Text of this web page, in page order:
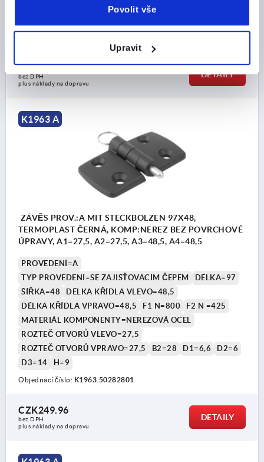
Povolit vše
Upravit
ROZTEČ OTVORŮ VPRAVO=25
B2=28
CZK246.82
bez DPH
plus náklady na dopravu
DETAILY
K1963 A
ZÁVĚS PROV.:A MIT STECKBOLZEN 97X48,
TERMOPLAST ČERNÁ, KOMP:NEREZ BEZ POVRCHOVÉ
ÚPRAVY, A1=27,5, A2=27,5, A3=48,5, A4=48,5
PROVEDENÍ=A
TYP PROVEDENÍ=SE ZAJIŠŤOVACÍM ČEPEM
DÉLKA=97
ŠÍŘKA=48
DÉLKA KŘÍDLA VLEVO=48,5
DÉLKA KŘÍDLA VPRAVO=48,5
F1 N=800
F2 N =425
MATERIÁL KOMPONENTY=NEREZOVÁ OCEL
ROZTEČ OTVORŮ VLEVO=27,5
ROZTEČ OTVORŮ VPRAVO=27,5
B2=28 D1=6,6
D2=6
D3=14
H=9
Objednací číslo: K1963.50282801
CZK249.96
bez DPH
plus náklady na dopravu
DETAILY